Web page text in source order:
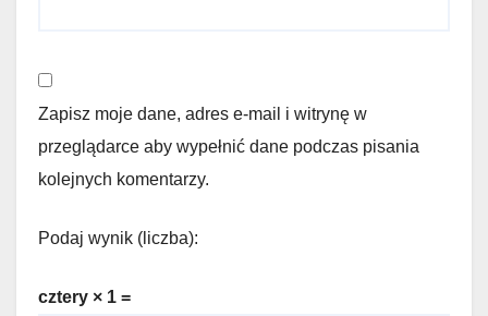
Zapisz moje dane, adres e-mail i witrynę w
przeglądarce aby wypełnić dane podczas pisania
kolejnych komentarzy.
Podaj wynik (liczba):
cztery × 1 =